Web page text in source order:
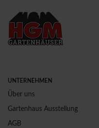
UNTERNEHMEN
Über uns
Gartenhaus Ausstellung
AGB